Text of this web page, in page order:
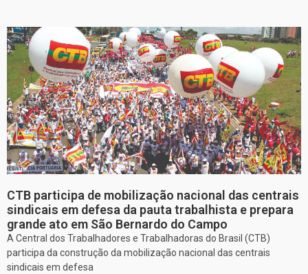
CTB participa de mobilização nacional das centrais
sindicais em defesa da pauta trabalhista e prepara
grande ato em São Bernardo do Campo
A Central dos Trabalhadores e Trabalhadoras do Brasil (CTB)
participa da construção da mobilização nacional das centrais
sindicais em defesa